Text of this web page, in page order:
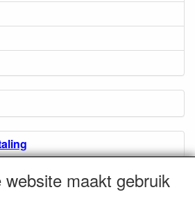
maakt gebruik